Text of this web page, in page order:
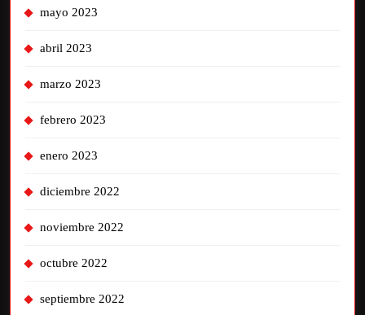
mayo 2023
abril 2023
marzo 2023
febrero 2023
enero 2023
diciembre 2022
noviembre 2022
octubre 2022
septiembre 2022